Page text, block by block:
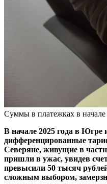
Суммы в платежках в
В начале 2025 года в
дифференцированные
Северяне, живущие в
пришли в ужас, увидев
превысили 50 тысяч
сложным выбором,